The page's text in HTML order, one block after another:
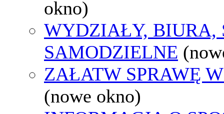
okno)
WYDZIAŁY, BIURA,
SAMODZIELNE
ZAŁATW SPRAWĘ
(nowe okno)